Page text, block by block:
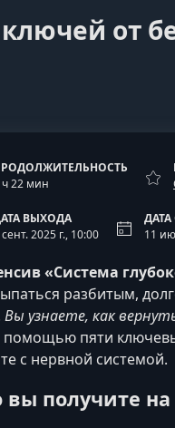
ключей от
ч 22 мин
ВЫХОДА
сент. 2025 г., 10:00
11
«Система
разбитым,
Вы узнаете, как
помощью пяти
с нервной системой.
вы получите